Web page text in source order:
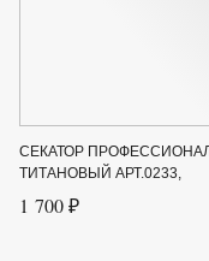
СЕКАТОР
ТИТАНОВЫЙ АРТ.0233,
1 700 ₽